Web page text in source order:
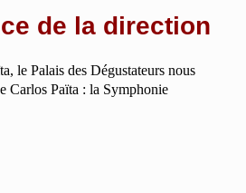
de la direction
le Palais des Dégustateurs nous
Carlos Païta : la Symphonie